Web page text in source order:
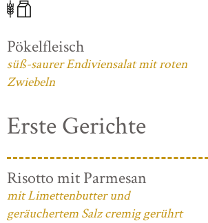
Pökelfleisch
süß-saurer Endiviensalat mit roten
Zwiebeln
Erste Gerichte
Risotto mit Parmesan
mit Limettenbutter und
geräuchertem Salz cremig gerührt